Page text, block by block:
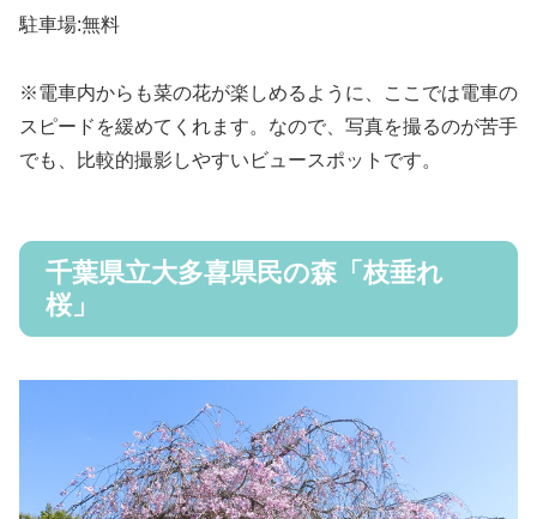
駐車場:無料
※電車内からも菜の花が楽しめるように、ここでは電車の
スピードを緩めてくれます。なので、写真を撮るのが苦手
でも、比較的撮影しやすいビュースポットです。
千葉県立大多喜県民の森「枝垂れ
桜」